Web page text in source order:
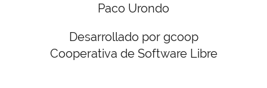
Paco Urondo
Desarrollado por gcoop
Cooperativa de Software Libre